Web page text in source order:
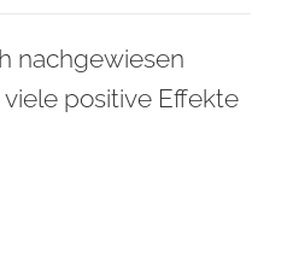
nachgewiesen
positive Effekte